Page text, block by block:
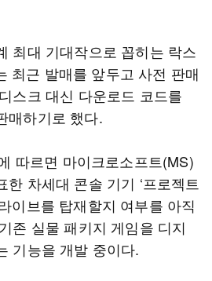
최대 기대작으로 꼽히는 락스
최근 발매를 앞두고 사전 판매
스크 대신 다운로드 코드를
매하기로 했다.
따르면 마이크로소프트(MS)
차세대 콘솔 기기 ‘프로젝트
이브를 탑재할지 여부를 아직
존 실물 패키지 게임을 디지
기능을 개발 중이다.